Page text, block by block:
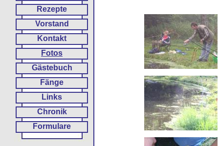
Rezepte
Vorstand
Kontakt
Fotos
Gästebuch
Fänge
Links
Chronik
Formulare